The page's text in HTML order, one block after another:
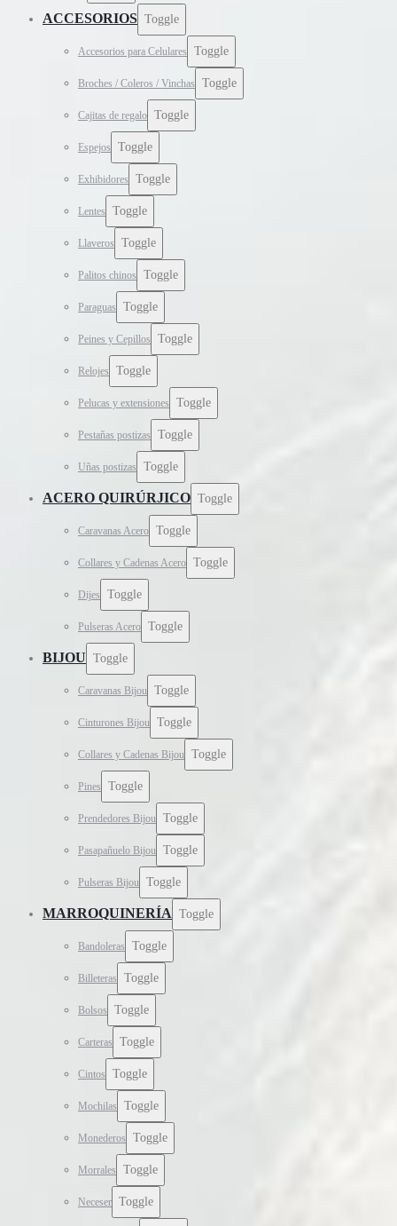
ACCESORIOS Toggle
Accesorios para Celulares Toggle
Broches / Coleros / Vinchas Toggle
Cajitas de regalo Toggle
Espejos Toggle
Exhibidores Toggle
Lentes Toggle
Llaveros Toggle
Palitos chinos Toggle
Paraguas Toggle
Peines y Cepillos Toggle
Relojes Toggle
Pelucas y extensiones Toggle
Pestañas postizas Toggle
Uñas postizas Toggle
ACERO QUIRÚRJICO Toggle
Caravanas Acero Toggle
Collares y Cadenas Acero Toggle
Dijes Toggle
Pulseras Acero Toggle
BIJOU Toggle
Caravanas Bijou Toggle
Cinturones Bijou Toggle
Collares y Cadenas Bijou Toggle
Pines Toggle
Prendedores Bijou Toggle
Pasapañuelo Bijou Toggle
Pulseras Bijou Toggle
MARROQUINERÍA Toggle
Bandoleras Toggle
Billeteras Toggle
Bolsos Toggle
Carteras Toggle
Cintos Toggle
Mochilas Toggle
Monederos Toggle
Morrales Toggle
Neceser Toggle